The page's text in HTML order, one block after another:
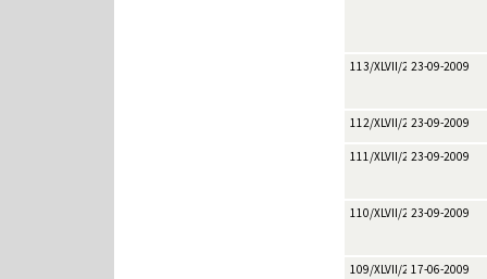
113/XLVII/200923-09-2009
112/XLVII/200923-09-2009
111/XLVII/200923-09-2009
110/XLVII/200923-09-2009
109/XLVII/200917-06-2009